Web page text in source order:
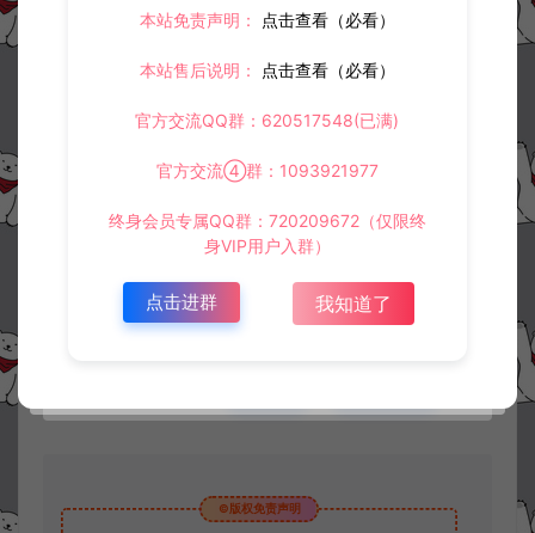
30 星钻，请先
©版权免责声明
本站免责声明： 点击查看（必看）
本站售后说明： 点击查看（必看）
官方交流QQ群：620517548(已满)
官方交流④群：1093921977
终身会员专属QQ群：720209672（仅限终
身VIP用户入群）
点击进群 我知道了